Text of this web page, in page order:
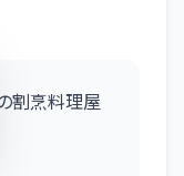
割烹料理屋